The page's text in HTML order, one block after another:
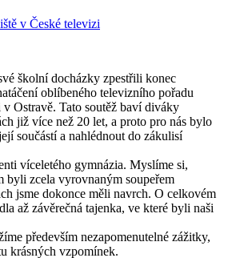
školní docházky zpestřili konec
oblíbeného televizního pořadu
Ostravě. Tato soutěž baví diváky
již více než 20 let, a proto pro nás bylo
součástí a nahlédnout do zákulisí
víceletého gymnázia. Myslíme si,
byli zcela vyrovnaným soupeřem
jsme dokonce měli navrch. O celkovém
až závěrečná tajenka, ve které byli naši
především nezapomenutelné zážitky,
krásných vzpomínek.